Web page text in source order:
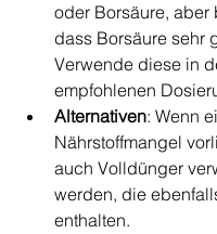
oder Borsäure, aber
dass Borsäure sehr
Verwende diese in
empfohlenen
Alternativen: Wenn
Nährstoffmangel
auch Volldünger
werden, die
enthalten.